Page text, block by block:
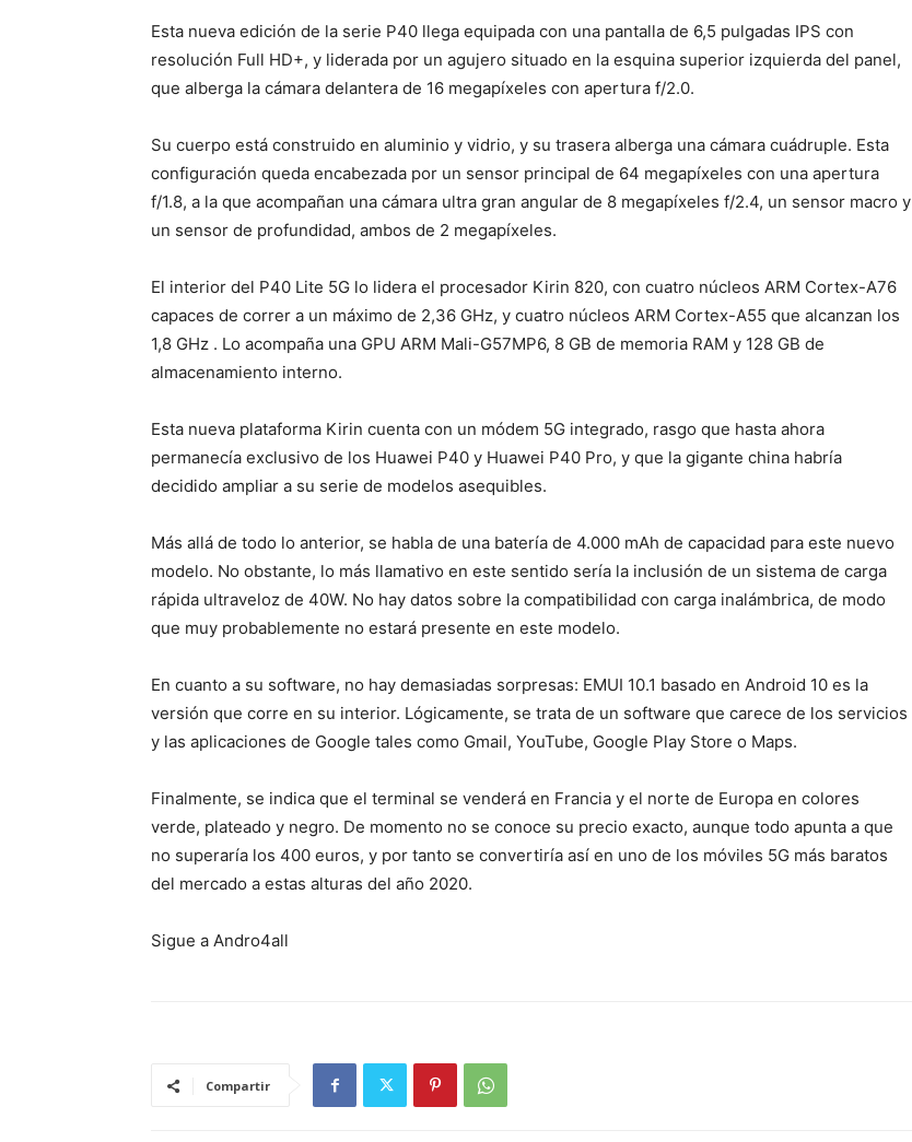
Esta nueva edición de la serie P40 llega equipada con una pantalla de 6,5 pulgadas IPS con
resolución Full HD+, y liderada por un agujero situado en la esquina superior izquierda del panel,
que alberga la cámara delantera de 16 megapíxeles con apertura f/2.0.
Su cuerpo está construido en aluminio y vidrio, y su trasera alberga una cámara cuádruple. Esta
configuración queda encabezada por un sensor principal de 64 megapíxeles con una apertura
f/1.8, a la que acompañan una cámara ultra gran angular de 8 megapíxeles f/2.4, un sensor macro y
un sensor de profundidad, ambos de 2 megapíxeles.
El interior del P40 Lite 5G lo lidera el procesador Kirin 820, con cuatro núcleos ARM Cortex-A76
capaces de correr a un máximo de 2,36 GHz, y cuatro núcleos ARM Cortex-A55 que alcanzan los
1,8 GHz . Lo acompaña una GPU ARM Mali-G57MP6, 8 GB de memoria RAM y 128 GB de
almacenamiento interno.
Esta nueva plataforma Kirin cuenta con un módem 5G integrado, rasgo que hasta ahora
permanecía exclusivo de los Huawei P40 y Huawei P40 Pro, y que la gigante china habría
decidido ampliar a su serie de modelos asequibles.
Más allá de todo lo anterior, se habla de una batería de 4.000 mAh de capacidad para este nuevo
modelo. No obstante, lo más llamativo en este sentido sería la inclusión de un sistema de carga
rápida ultraveloz de 40W. No hay datos sobre la compatibilidad con carga inalámbrica, de modo
que muy probablemente no estará presente en este modelo.
En cuanto a su software, no hay demasiadas sorpresas: EMUI 10.1 basado en Android 10 es la
versión que corre en su interior. Lógicamente, se trata de un software que carece de los servicios
y las aplicaciones de Google tales como Gmail, YouTube, Google Play Store o Maps.
Finalmente, se indica que el terminal se venderá en Francia y el norte de Europa en colores
verde, plateado y negro. De momento no se conoce su precio exacto, aunque todo apunta a que
no superaría los 400 euros, y por tanto se convertiría así en uno de los móviles 5G más baratos
del mercado a estas alturas del año 2020.
Sigue a Andro4all
Compartir